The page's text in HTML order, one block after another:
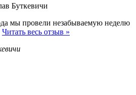
мы провели незабываемую неделю
Читать весь отзыв »